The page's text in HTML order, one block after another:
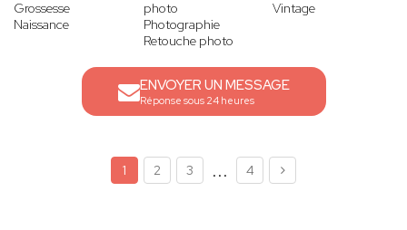
Grossesse
Naissance
photo
Photographie
Retouche photo
Vintage
ENVOYER UN MESSAGE
Réponse sous 24 heures
1 2 3 ... 4